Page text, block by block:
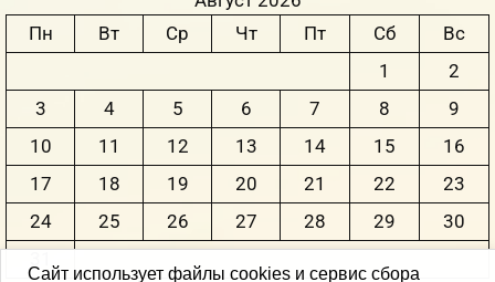
Пн
Вт Ср Чт Пт Сб
Вс
1
2
3
4 5 6 7 8
9
10
11 12 13 14 15
16
17
18 19 20 21 22
23
24
25 26 27 28 29
30
Сайт использует файлы cookies и сервис сбора